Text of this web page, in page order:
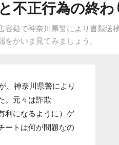
不正行為の終
容疑で神奈川県警により書類
かいま見てみましょう。
、神奈川県警により
。元々は詐欺
利になるように）ゲ
ートは何が問題なの